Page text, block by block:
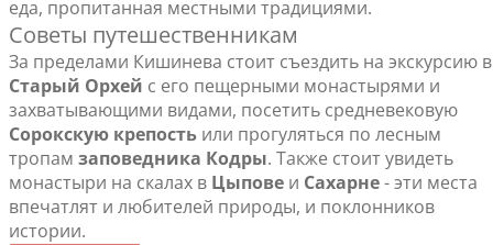
еда, пропитанная местными традициями.
Советы путешественникам
За пределами Кишинева стоит съездить на экскурсию в
Старый Орхей с его пещерными монастырями и
захватывающими видами, посетить средневековую
Сорокскую крепость или прогуляться по лесным
тропам заповедника Кодры. Также стоит увидеть
монастыри на скалах в Цыпове и Сахарне- эти места
впечатлят и любителей природы, и поклонников
истории.